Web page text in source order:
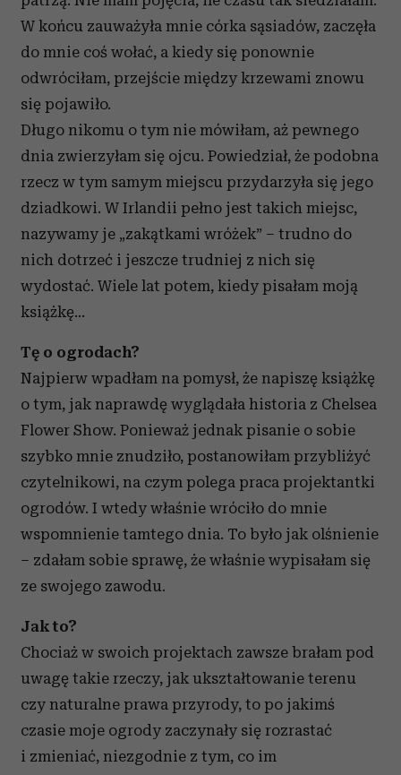
W końcu zauważyła mnie córka sąsiadów, zaczęła
do mnie coś wołać, a kiedy się ponownie
odwróciłam, przejście między krzewami znowu
się pojawiło.
Długo nikomu o tym nie mówiłam, aż pewnego
dnia zwierzyłam się ojcu. Powiedział, że podobna
rzecz w tym samym miejscu przydarzyła się jego
dziadkowi. W Irlandii pełno jest takich miejsc,
nazywamy je „zakątkami wróżek” – trudno do
nich dotrzeć i jeszcze trudniej z nich się
wydostać. Wiele lat potem, kiedy pisałam moją
książkę…
Tę o ogrodach?
Najpierw wpadłam na pomysł, że napiszę książkę
o tym, jak naprawdę wyglądała historia z Chelsea
Flower Show. Ponieważ jednak pisanie o sobie
szybko mnie znudziło, postanowiłam przybliżyć
czytelnikowi, na czym polega praca projektantki
ogrodów. I wtedy właśnie wróciło do mnie
wspomnienie tamtego dnia. To było jak olśnienie
– zdałam sobie sprawę, że właśnie wypisałam się
ze swojego zawodu.
Jak to?
Chociaż w swoich projektach zawsze brałam pod
uwagę takie rzeczy, jak ukształtowanie terenu
czy naturalne prawa przyrody, to po jakimś
czasie moje ogrody zaczynały się rozrastać
i zmieniać, niezgodnie z tym, co im